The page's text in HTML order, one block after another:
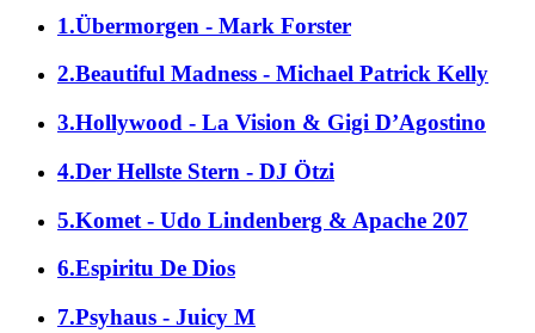
1.Übermorgen - Mark Forster
2.Beautiful Madness - Michael Patrick Kelly
3.Hollywood - La Vision & Gigi D’Agostino
4.Der Hellste Stern - DJ Ötzi
5.Komet - Udo Lindenberg & Apache 207
6.Espiritu De Dios
7.Psyhaus - Juicy M